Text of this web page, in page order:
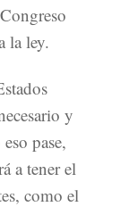
la ley.
y
pase,
a tener el
como el